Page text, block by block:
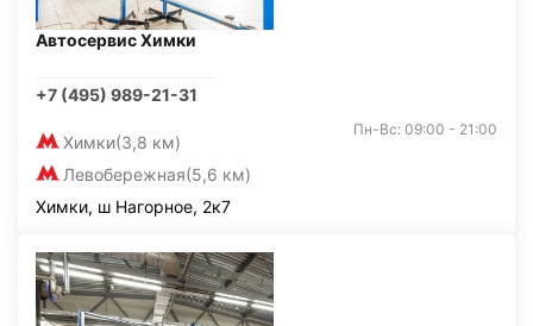
Автосервис Химки
+7 (495) 989-21-31
Химки(3,8 км)
Левобережная(5,6 км)
Пн-Вс: 09:00 - 21:00
Химки, ш Нагорное, 2к7